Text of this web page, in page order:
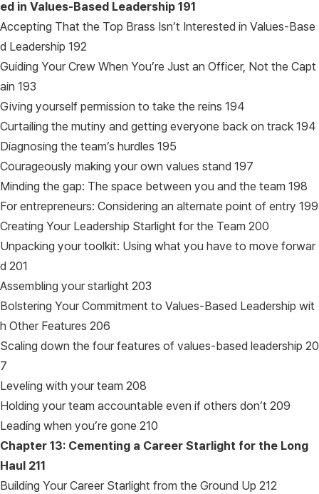
ed in Values-Based Leadership 191
Accepting That the Top Brass Isn’t Interested in Values-Base
d Leadership 192
Guiding Your Crew When You’re Just an Officer, Not the Capt
ain 193
Giving yourself permission to take the reins 194
Curtailing the mutiny and getting everyone back on track 194
Diagnosing the team’s hurdles 195
Courageously making your own values stand 197
Minding the gap: The space between you and the team 198
For entrepreneurs: Considering an alternate point of entry 199
Creating Your Leadership Starlight for the Team 200
Unpacking your toolkit: Using what you have to move forwar
d 201
Assembling your starlight 203
Bolstering Your Commitment to Values-Based Leadership wit
h Other Features 206
Scaling down the four features of values-based leadership 20
7
Leveling with your team 208
Holding your team accountable even if others don’t 209
Leading when you’re gone 210
Chapter 13: Cementing a Career Starlight for the Long
Haul 211
Building Your Career Starlight from the Ground Up 212